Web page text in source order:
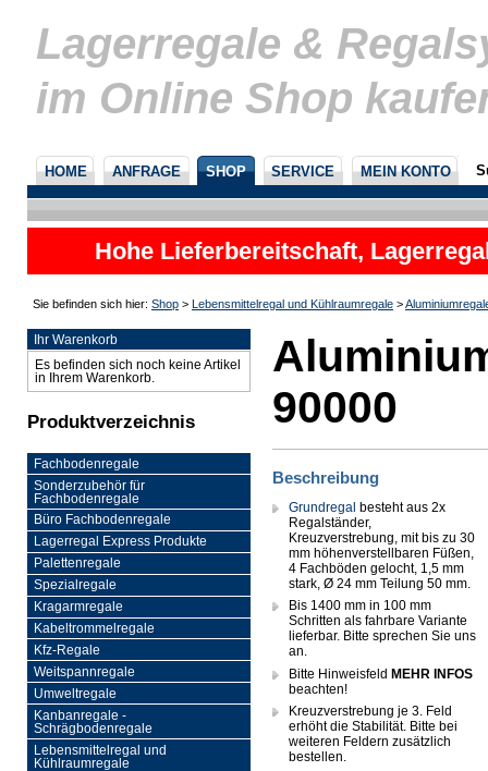
Lagerregale &
im Online Shop
HOME ANFRAGE SHOP SERVICE MEIN KONTO
Hohe Lieferbereitschaft,
nicht
Sie befinden sich hier: Shop > Lebensmittelregal und Kühlraumregale >
Ihr Warenkorb
Es befinden sich noch keine Artikel
in Ihrem Warenkorb.
Produktverzeichnis
Fachbodenregale
Sonderzubehör für
Fachbodenregale
Büro Fachbodenregale
Lagerregal Express Produkte
Palettenregale
Spezialregale
Kragarmregale
Kabeltrommelregale
Kfz-Regale
Weitspannregale
Umweltregale
Kanbanregale -
Schrägbodenregale
Lebensmittelregal und
Kühlraumregale
90000
Beschreibung
Grundregal besteht aus 2x
Regalständer,
Kreuzverstrebung, mit bis zu 30
mm höhenverstellbaren Füßen,
4 Fachböden gelocht, 1,5 mm
stark, Ø 24 mm Teilung 50 mm.
Bis 1400 mm in 100 mm
Schritten als fahrbare Variante
lieferbar. Bitte sprechen Sie uns
an.
Bitte Hinweisfeld MEHR INFOS
beachten!
Kreuzverstrebung je 3. Feld
erhöht die Stabilität. Bitte bei
weiteren Feldern zusätzlich
bestellen.